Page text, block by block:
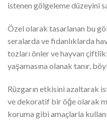
istenen gölgeleme düzeyini
Özel olarak tasarlanan bu
seralarda ve fidanlıklarda
tozları önler ve hayvan
yaşamasına olanak tanır,
Rüzgarın etkisini azaltarak
ve dekoratif bir öğe olarak
koruma gibi amaçlarla